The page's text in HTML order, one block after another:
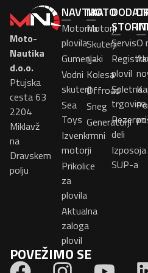
Moto-
Nautika
d.o.o.
Ptujska
cesta 63
2204
Miklavž
na
Dravskem
polju
NAVTIKA
Motorna
plovila
Gumenjaki
Vodni
skuterji
Sea
Toys
Izvenkrmni
motorji
Prikolice
za
plovila
Aktualna
zaloga
plovil
MOTO
Motorji
Skuterji
E-
Kolesa
Offroad
Sneg
Generatorji
Servis
plovil
Spletna
trgovina
Rezervni
deli
Izposoja
SUP-a
O
POVEŽIMO SE